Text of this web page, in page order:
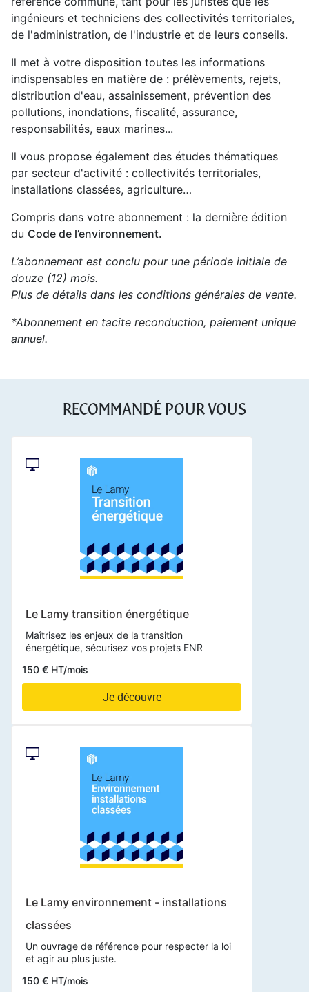
ingénieurs et techniciens des collectivités territoriales,
de l'administration, de l'industrie et de leurs conseils.
Il met à votre disposition toutes les informations
indispensables en matière de : prélèvements, rejets,
distribution d'eau, assainissement, prévention des
pollutions, inondations, fiscalité, assurance,
responsabilités, eaux marines...
Il vous propose également des études thématiques
par secteur d'activité : collectivités territoriales,
installations classées, agriculture…
Compris dans votre abonnement : la dernière édition
du Code de l’environnement.
L’abonnement est conclu pour une période initiale de
douze (12) mois.
Plus de détails dans les conditions générales de vente.
*Abonnement en tacite reconduction, paiement unique
annuel.
RECOMMANDÉ POUR VOUS
Le Lamy transition énergétique
Maîtrisez les enjeux de la transition
énergétique, sécurisez vos projets ENR
150 € HT/mois
Je découvre
Le Lamy environnement - installations
classées
Un ouvrage de référence pour respecter la loi
et agir au plus juste.
150 € HT/mois